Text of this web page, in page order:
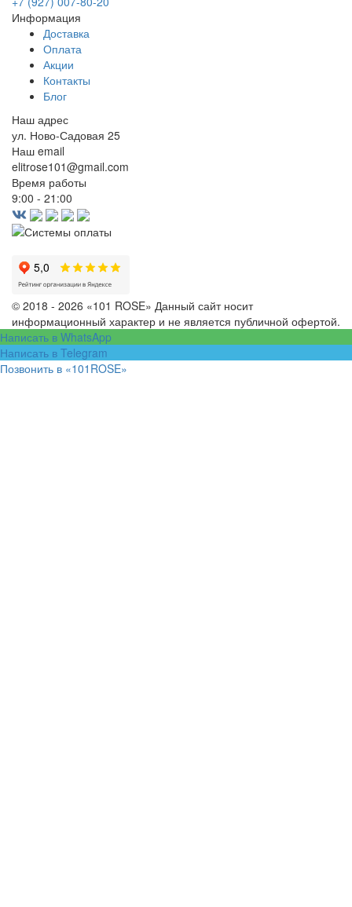
Информация
Доставка
Оплата
Акции
Контакты
Блог
Наш адрес
ул. Ново-Садовая 25
Наш email
elitrose101@gmail.com
Время работы
9:00 - 21:00
© 2018 - 2026 «101 ROSE» Данный сайт носит
информационный характер и не является публичной офертой.
Написать в WhatsApp
Написать в Telegram
Позвонить в «101ROSE»